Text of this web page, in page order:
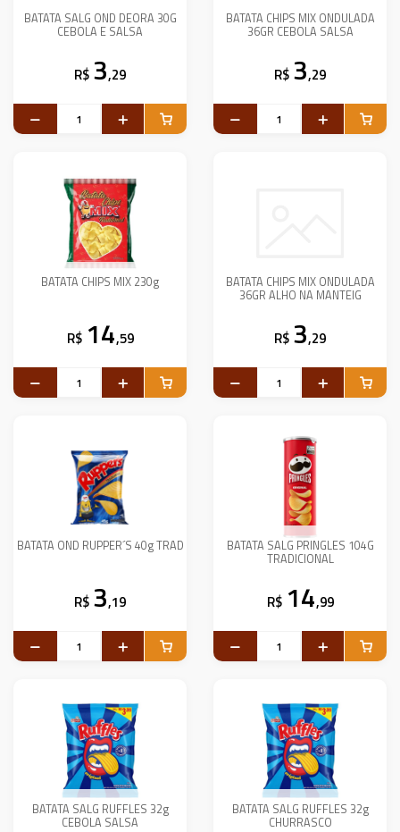
BATATA SALG OND DEORA 30G
CEBOLA E SALSA
R$ 3,29
BATATA CHIPS MIX ONDULADA
36GR CEBOLA SALSA
R$ 3,29
BATATA CHIPS MIX 230g
R$ 14,59
BATATA CHIPS MIX ONDULADA
36GR ALHO NA MANTEIG
R$ 3,29
BATATA OND RUPPER´S 40g TRAD
R$ 3,19
BATATA SALG PRINGLES 104G
TRADICIONAL
R$ 14,99
BATATA SALG RUFFLES 32g
CEBOLA SALSA
BATATA SALG RUFFLES 32g
CHURRASCO